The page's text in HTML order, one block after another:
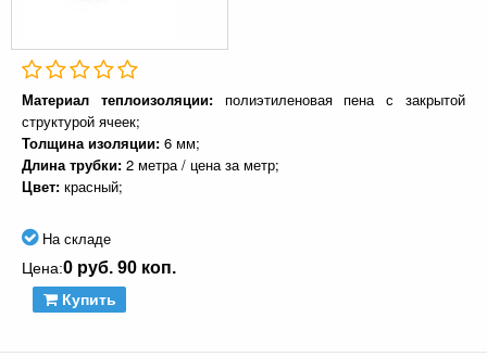
Материал теплоизоляции: полиэтиленовая пена с закрытой
структурой ячеек;
Толщина изоляции: 6 мм;
Длина трубки: 2 метра / цена за метр;
Цвет: красный;
На складе
Цена:0 руб. 90 коп.
Купить